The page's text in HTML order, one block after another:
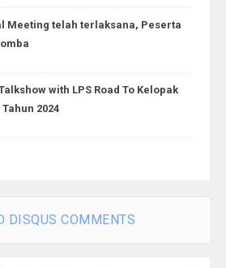
Meeting telah terlaksana, Peserta
with LPS Road To Kelopak
2024
DISQUS COMMENTS